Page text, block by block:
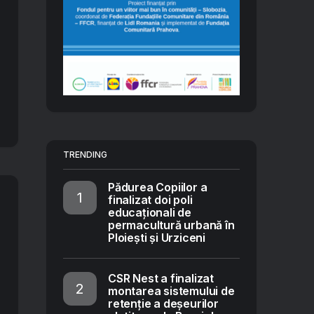
TRENDING
Pădurea Copiilor a
finalizat doi poli
educaționali de
permacultură urbană în
Ploiești și Urziceni
CSR Nest a finalizat
montarea sistemului de
retenție a deșeurilor